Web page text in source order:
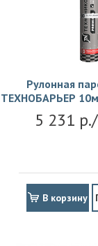
Рулонная
ТЕХНОБАРЬЕР
5 231
В корзину